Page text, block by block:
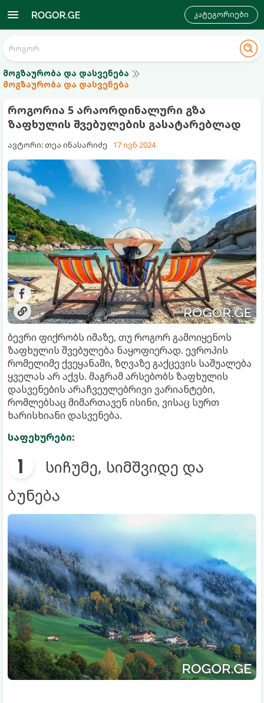
კატეგორიები
მოგზაურობა და დასვენება
მოგზაურობა და დასვენება
როგორია 5 არაორდინალური გზა
ზაფხულის შვებულების გასატარებლად
ავტორი: თეა ინასარიძე 17 ივნ 2024
ბევრი ფიქრობს იმაზე, თუ როგორ გამოიყენოს
ზაფხულის შვებულება ნაყოფიერად. ევროპის
რომელიმე ქვეყანაში, ზღვაზე გაქცევის საშუალება
ყველას არ აქვს. მაგრამ არსებობს ზაფხულის
დასვენების არაჩვეულებრივი ვარიანტები,
რომლებსაც მიმართავენ ისინი, ვისაც სურთ
ხარისხიანი დასვენება.
საფეხურები:
სიჩუმე, სიმშვიდე და
ბუნება